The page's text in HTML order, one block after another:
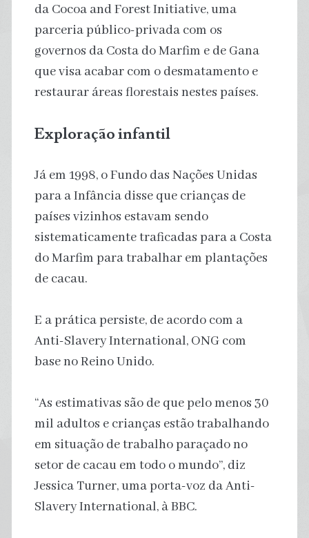
da Cocoa and Forest Initiative, uma
parceria público-privada com os
governos da Costa do Marfim e de Gana
que visa acabar com o desmatamento e
restaurar áreas florestais nestes países.
Exploração infantil
Já em 1998, o Fundo das Nações Unidas
para a Infância disse que crianças de
países vizinhos estavam sendo
sistematicamente traficadas para a Costa
do Marfim para trabalhar em plantações
de cacau.
E a prática persiste, de acordo com a
Anti-Slavery International, ONG com
base no Reino Unido.
“As estimativas são de que pelo menos 30
mil adultos e crianças estão trabalhando
em situação de trabalho paraçado no
setor de cacau em todo o mundo”, diz
Jessica Turner, uma porta-voz da Anti-
Slavery International, à BBC.